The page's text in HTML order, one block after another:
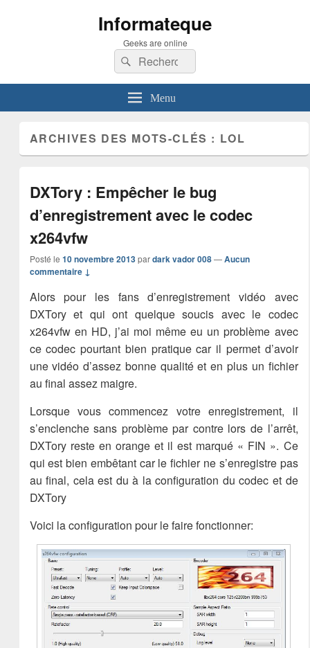
Informateque
Geeks are online
Recherche :
Rechercher
Menu
ARCHIVES DES MOTS-CLÉS : LOL
DXTory : Empêcher le bug
d’enregistrement avec le codec
x264vfw
Posté le 10 novembre 2013 pardark vador 008 —Aucun
commentaire ↓
Alors pour les fans d’enregistrement vidéo avec
DXTory et qui ont quelque soucis avec le codec
x264vfw en HD, j’ai moi même eu un problème avec
ce codec pourtant bien pratique car il permet d’avoir
une vidéo d’assez bonne qualité et en plus un fichier
au final assez maigre.
Lorsque vous commencez votre enregistrement, il
s’enclenche sans problème par contre lors de l’arrêt,
DXTory reste en orange et il est marqué « FIN ». Ce
qui est bien embêtant car le fichier ne s’enregistre pas
au final, cela est du à la configuration du codec et de
DXTory
Voici la configuration pour le faire fonctionner: